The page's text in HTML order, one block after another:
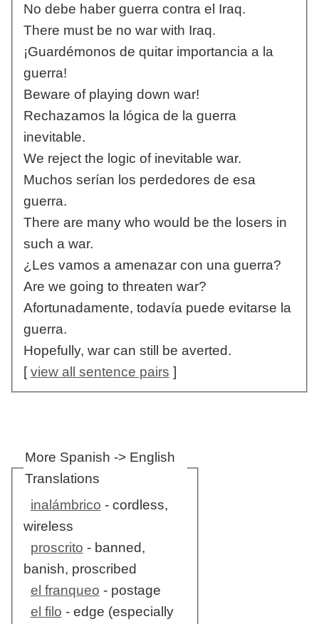
No debe haber guerra contra el Iraq.
There must be no war with Iraq.
¡Guardémonos de quitar importancia a la
guerra!
Beware of playing down war!
Rechazamos la lógica de la guerra
inevitable.
We reject the logic of inevitable war.
Muchos serían los perdedores de esa
guerra.
There are many who would be the losers in
such a war.
¿Les vamos a amenazar con una guerra?
Are we going to threaten war?
Afortunadamente, todavía puede evitarse la
guerra.
Hopefully, war can still be averted.
[view all sentence pairs ]
More Spanish -> English
Translations
inalámbrico - cordless,
wireless
proscrito - banned,
banish, proscribed
el franqueo - postage
el filo - edge (especially